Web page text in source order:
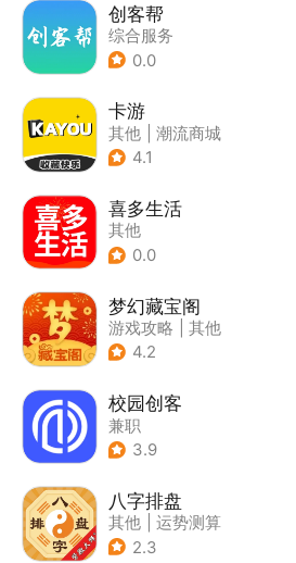
创客帮
综合服务
0.0
卡游
其他
潮流商城
4.1
喜多生活
其他
0.0
梦幻藏宝阁
游戏攻略
其他
4.2
校园创客
兼职
3.9
八字排盘
其他
运势测算
2.3